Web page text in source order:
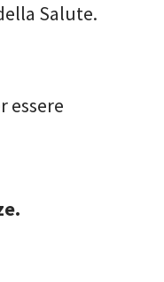
Salute.
essere